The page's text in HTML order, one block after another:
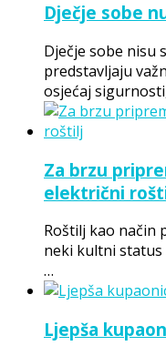
Dječje sobe
Dječje sobe nisu
predstavljaju
osjećaj
Za brzu
električni
Roštilj kao način
neki kultni
…
Ljepša